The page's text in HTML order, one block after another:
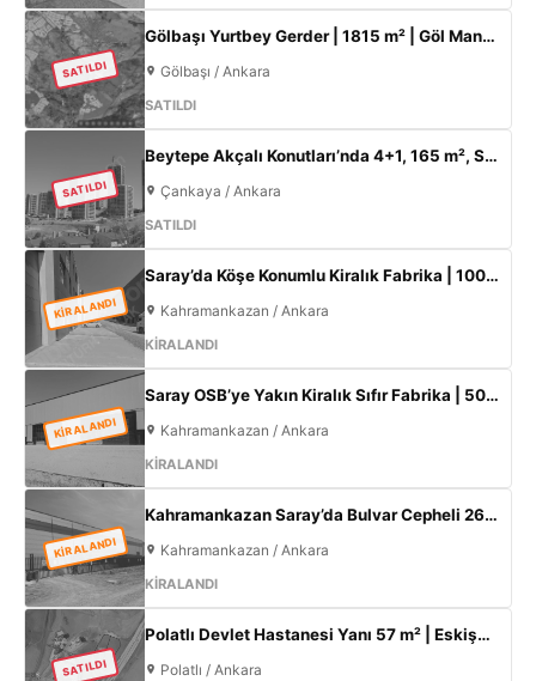
SATILDI
Gölbaşı Yurtbey Gerder | 1815 m² | Göl Manzaralı | TOKİ Yakını Yatırımlık Arazi
Gölbaşı / Ankara
SATILDI
SATILDI
Beytepe Akçalı Konutları’nda 4+1, 165 m², Sıfır Lüks Daire | Site İçi, Otoparklı, Takasa Uygun
Çankaya / Ankara
SATILDI
KİRALANDI
Saray’da Köşe Konumlu Kiralık Fabrika | 1000 m² Kapalı Alan | 3 Kat Ofis | 100 kW
Kahramankazan / Ankara
KİRALANDI
KİRALANDI
Saray OSB’ye Yakın Kiralık Sıfır Fabrika | 500 m² Kapalı Alan | 60 kW Elektrik | Müstakil
Kahramankazan / Ankara
KİRALANDI
KİRALANDI
Kahramankazan Saray’da Bulvar Cepheli 2600 m² Kiralık Fabrika | 400 KW Enerji | Ofisli Üretim Tesisi
Kahramankazan / Ankara
KİRALANDI
SATILDI
Polatlı Devlet Hastanesi Yanı 57 m² | Eskişehir Yolu Cepheli | Ticari+Konut İmarlı Arsa
Polatlı / Ankara